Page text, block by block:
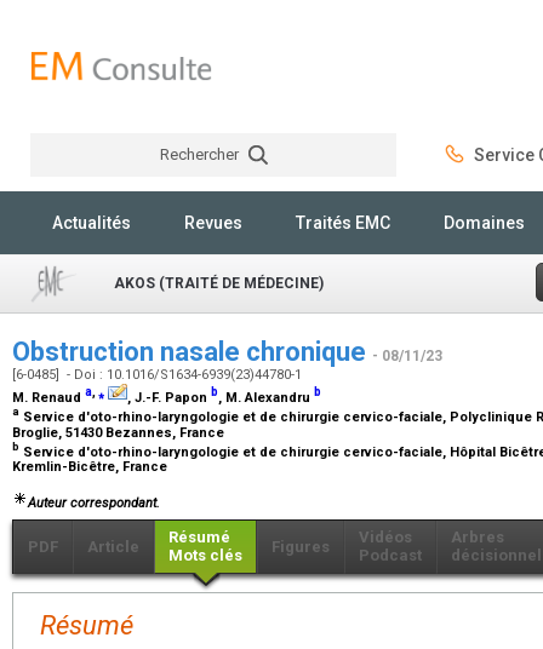
Rechercher Service
Actualités Revues Traités EMC Domaines
AKOS (TRAITÉ DE MÉDECINE)
Obstruction nasale chronique - 08/11/23
[6-0485] - Doi : 10.1016/S1634-6939(23)44780-1
M. Renaud a,⁎ , J.-F. Papon b, M. Alexandru b
a Service d'oto-rhino-laryngologie et de chirurgie cervico-faciale, Polyclinique
Broglie, 51430 Bezannes, France
b Service d'oto-rhino-laryngologie et de chirurgie cervico-faciale, Hôpital
Kremlin-Bicêtre, France
Auteur correspondant.
PDF Article
Résumé
Mots clés
Figures
Vidéos
Podcast
Arbres
Résumé